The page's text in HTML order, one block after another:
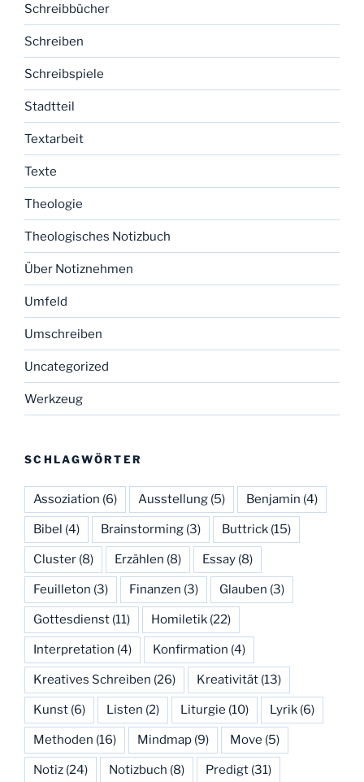
Schreibbücher
Schreiben
Schreibspiele
Stadtteil
Textarbeit
Texte
Theologie
Theologisches Notizbuch
Über Notiznehmen
Umfeld
Umschreiben
Uncategorized
Werkzeug
SCHLAGWÖRTER
Assoziation (6) Ausstellung (5) Benjamin (4)
Bibel (4) Brainstorming (3) Buttrick (15)
Cluster (8) Erzählen (8) Essay (8)
Feuilleton (3) Finanzen (3) Glauben (3)
Gottesdienst (11) Homiletik (22)
Interpretation (4) Konfirmation (4)
Kreatives Schreiben (26) Kreativität (13)
Kunst (6) Listen (2) Liturgie (10) Lyrik (6)
Methoden (16) Mindmap (9) Move (5)
Notiz (24) Notizbuch (8) Predigt (31)